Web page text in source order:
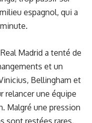
espagnol, qui a
Madrid a tenté de
et un
Bellingham et
relancer une équipe
Malgré une pression
sont restées rares.